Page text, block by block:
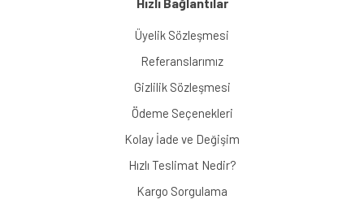
Üyelik Sözleşmesi
Referanslarımız
Gizlilik Sözleşmesi
Ödeme Seçenekleri
Kolay İade ve Değişim
Hızlı Teslimat Nedir?
Kargo Sorgulama